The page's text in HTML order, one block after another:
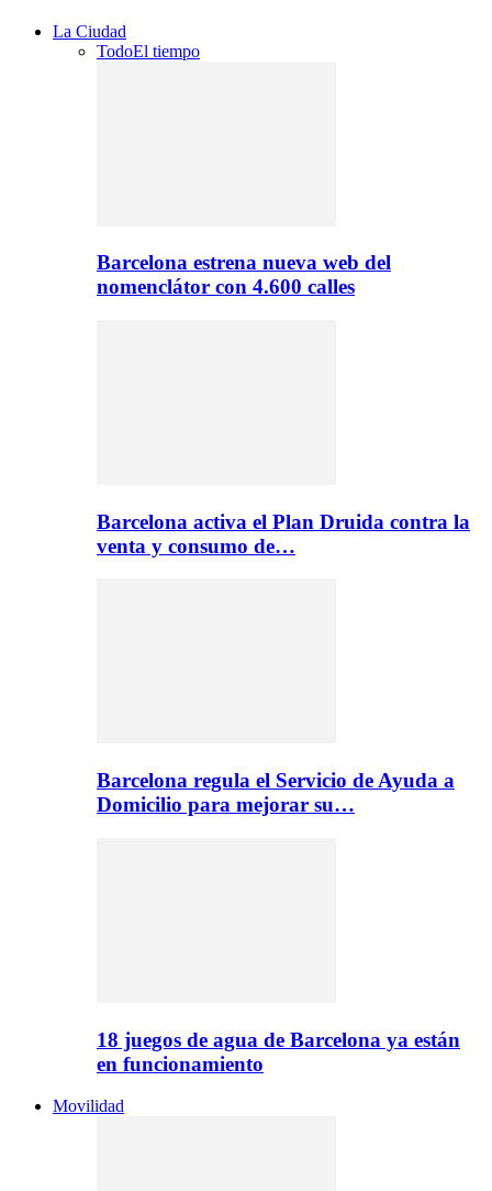
La Ciudad
TodoEl tiempo
Barcelona estrena nueva web del
nomenclátor con 4.600 calles
Barcelona activa el Plan Druida contra la
venta y consumo de…
Barcelona regula el Servicio de Ayuda a
Domicilio para mejorar su…
18 juegos de agua de Barcelona ya están
en funcionamiento
Movilidad